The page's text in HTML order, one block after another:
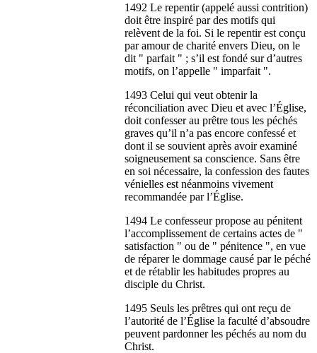
1492 Le repentir (appelé aussi contrition)
doit être inspiré par des motifs qui
relèvent de la foi. Si le repentir est conçu
par amour de charité envers Dieu, on le
dit " parfait " ; s’il est fondé sur d’autres
motifs, on l’appelle " imparfait ".
1493 Celui qui veut obtenir la
réconciliation avec Dieu et avec l’Église,
doit confesser au prêtre tous les péchés
graves qu’il n’a pas encore confessé et
dont il se souvient après avoir examiné
soigneusement sa conscience. Sans être
en soi nécessaire, la confession des fautes
vénielles est néanmoins vivement
recommandée par l’Église.
1494 Le confesseur propose au pénitent
l’accomplissement de certains actes de "
satisfaction " ou de " pénitence ", en vue
de réparer le dommage causé par le péché
et de rétablir les habitudes propres au
disciple du Christ.
1495 Seuls les prêtres qui ont reçu de
l’autorité de l’Église la faculté d’absoudre
peuvent pardonner les péchés au nom du
Christ.